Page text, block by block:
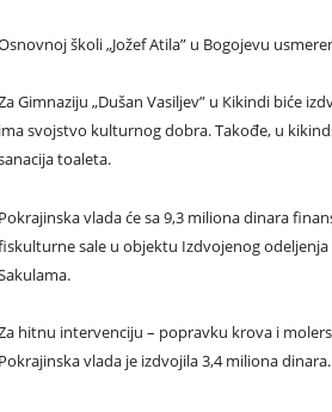
školi „Jožef Atila” u Bogojevu
Gimnaziju „Dušan Vasiljev” u Кikindi biće
ima svojstvo kulturnog dobra. Takođe, u
toaleta.
Pokrajinska vlada će sa 9,3 miliona dinara
sale u objektu Izdvojenog odeljenja
hitnu intervenciju – popravku krova i
Pokrajinska vlada je izdvojila 3,4 miliona dinara.